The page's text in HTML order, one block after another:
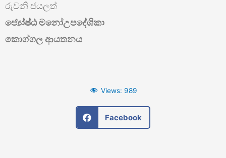
රුවනි ජයලත්
ජ්‍යෝෂ්ඨ මනෝඋපදේශිකා
කොග්ගල ආයතනය
Views: 989
Facebook